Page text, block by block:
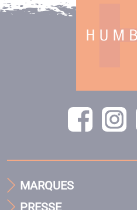
MARQUES
PRESSE